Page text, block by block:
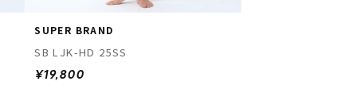
SUPER BRAND
SB LJK-HD 25SS
¥19,800